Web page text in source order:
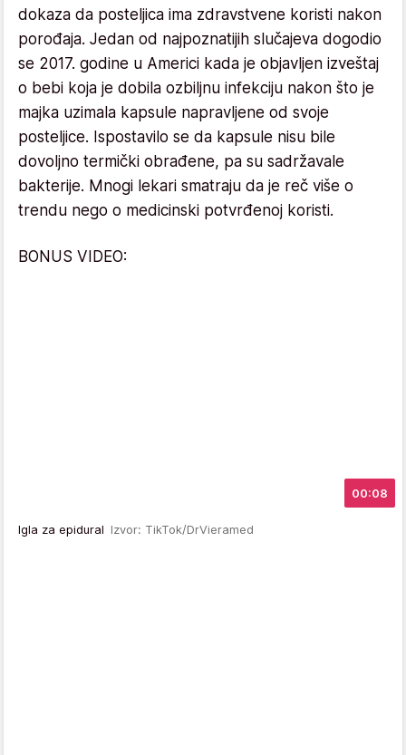
dokaza da posteljica ima zdravstvene koristi nakon
porođaja. Jedan od najpoznatijih slučajeva dogodio
se 2017. godine u Americi kada je objavljen izveštaj
o bebi koja je dobila ozbiljnu infekciju nakon što je
majka uzimala kapsule napravljene od svoje
posteljice. Ispostavilo se da kapsule nisu bile
dovoljno termički obrađene, pa su sadržavale
bakterije. Mnogi lekari smatraju da je reč više o
trendu nego o medicinski potvrđenoj koristi.
BONUS VIDEO:
00:08
Igla za epidural Izvor: TikTok/DrVieramed